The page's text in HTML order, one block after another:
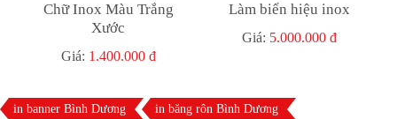
Chữ Inox Màu Trắng
Xước
Giá: 1.400.000 đ
Làm biển hiệu inox
Giá: 5.000.000 đ
in banner Bình Dương
in băng rôn Bình Dương